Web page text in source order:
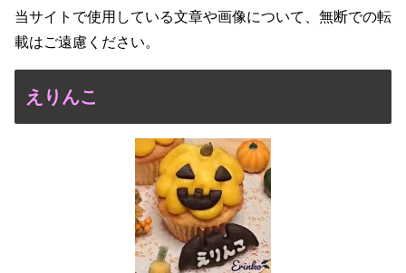
当サイトで使用している文章や画像について、無断での転
載はご遠慮ください。
えりんこ